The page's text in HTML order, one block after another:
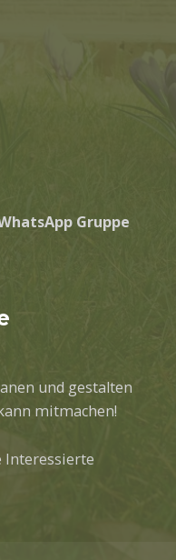
Gruppe
und gestalten
mitmachen!
Interessierte